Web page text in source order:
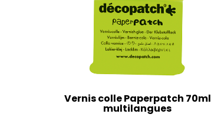
Vernis colle Paperpatch 70ml
multilangues